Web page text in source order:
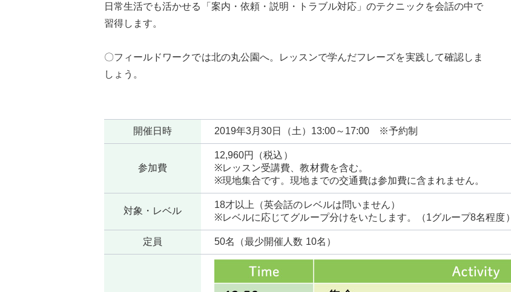
日常生活でも活かせる「案内・依頼・説明・トラブル対応」のテクニックを会話の中で
習得します。
〇フィールドワークでは北の丸公園へ。レッスンで学んだフレーズを実践して確認しま
しょう。
開催日時 2019年3月30日（土）13:00～17:00 ※予約制
参加費
12,960円（税込）
※レッスン受講費、教材費を含む。
※現地集合です。現地までの交通費は参加費に含まれません。
対象・レベル
18才以上（英会話のレベルは問いません）
※レベルに応じてグループ分けをいたします。（1グループ8名程度）
定員 50名（最少開催人数 10名）